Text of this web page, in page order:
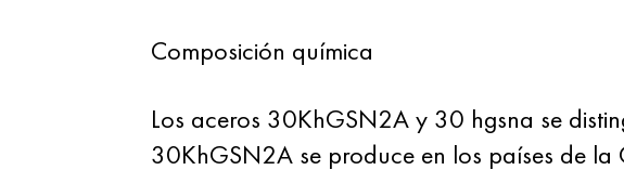
Composición química
Los aceros 30KhGSN2A y 30 hgsna se
30KhGSN2A se produce en los países de